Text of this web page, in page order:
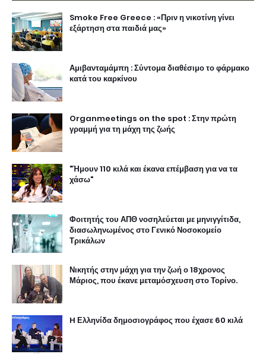
Smoke Free Greece : «Πριν η νικοτίνη γίνει
εξάρτηση στα παιδιά μας»
Αμιβανταμάμπη : Σύντομα διαθέσιμο το φάρμακο
κατά του καρκίνου
Organmeetings on the spot : Στην πρώτη
γραμμή για τη μάχη της ζωής
"Ήμουν 110 κιλά και έκανα επέμβαση για να τα
χάσω"
Φοιτητής του ΑΠΘ νοσηλεύεται με μηνιγγίτιδα,
διασωληνωμένος στο Γενικό Νοσοκομείο
Τρικάλων
Νικητής στην μάχη για την ζωή ο 18χρονος
Μάριος, που έκανε μεταμόσχευση στο Τορίνο.
H Ελληνίδα δημοσιογράφος που έχασε 60 κιλά